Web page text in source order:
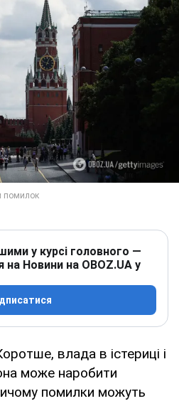
у курсі головного —
на Новини на OBOZ.UA у
влада в істериці і
може наробити
помилки можуть